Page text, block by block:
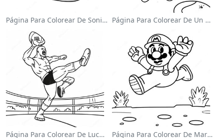
Página Para Colorear De Sonic El Velocista Página Para Colorear De Un Astronauta Lindo Flotando En El Espacio
Página Para Colorear De Luchador De Wwe Saltando Sobre Oponente Página Para Colorear De Mario Saltando Sobre Goombas